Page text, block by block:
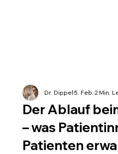
Der Ablauf
– was
Patienten
Dr. Dippel5. Feb. 2 Min.